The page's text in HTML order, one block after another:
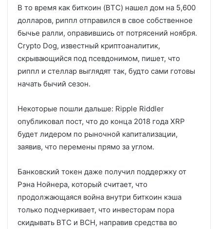
В то время как биткоин (BTC) нашел дом на 5,600
долларов, риппл отправился в свое собственное
бычье ралли, оправившись от потрясений ноября.
Crypto Dog, известный криптоаналитик,
скрывающийся под псевдонимом, пишет, что
риппл и стеллар выглядят так, будто сами готовы
начать бычий сезон.
Некоторые пошли дальше: Ripple Riddler
опубликовал пост, что до конца 2018 года XRP
будет лидером по рыночной капитализации,
заявив, что перемены прямо за углом.
Банковский токен даже получил поддержку от
Рэна Нойнера, который считает, что
продолжающаяся война внутри биткоин кэша
только подчеркивает, что инвесторам пора
скидывать BTC и BCH, направив средства во